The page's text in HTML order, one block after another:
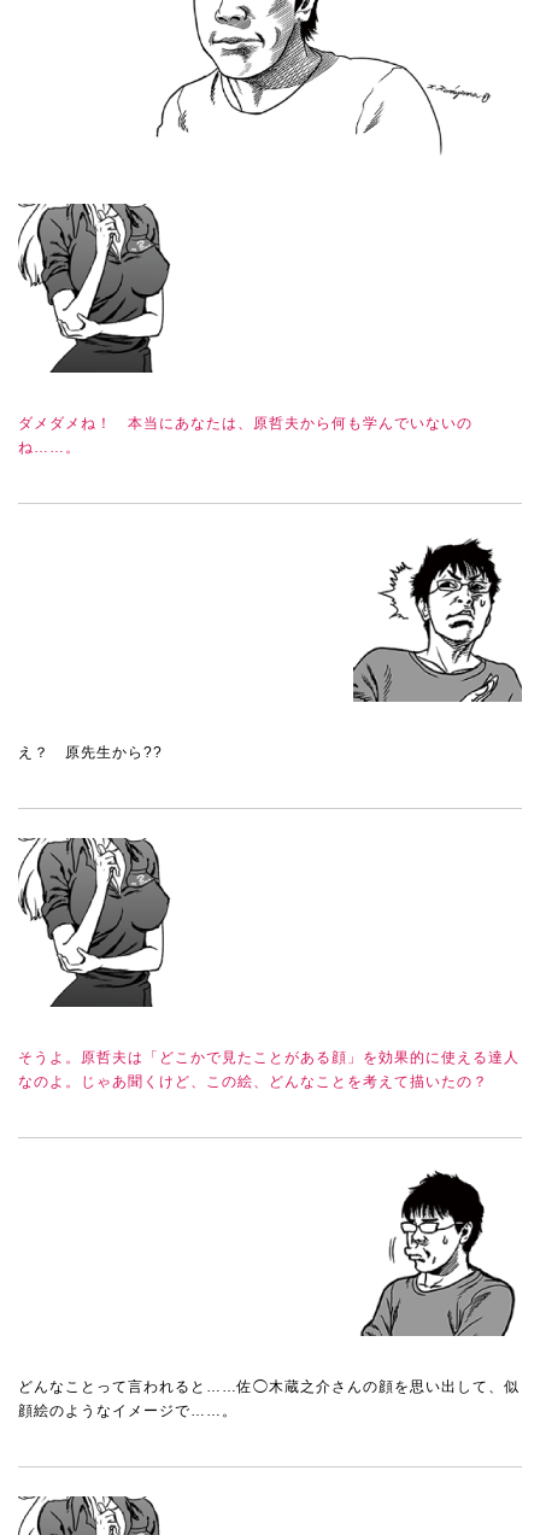
ダメダメね！ 本当にあなたは、原哲夫から何も学んでいないの
ね……。
え？ 原先生から??
そうよ。原哲夫は「どこかで見たことがある顔」を効果的に使える達人
なのよ。じゃあ聞くけど、この絵、どんなことを考えて描いたの？
どんなことって言われると……佐◯木蔵之介さんの顔を思い出して、似
顔絵のようなイメージで……。